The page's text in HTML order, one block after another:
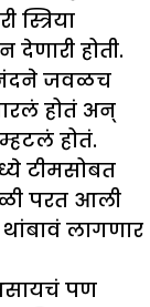
देणारी होती.
जवळच
होतं अन्
होतं.
टीमसोबत
परत आली
लागणार
पण